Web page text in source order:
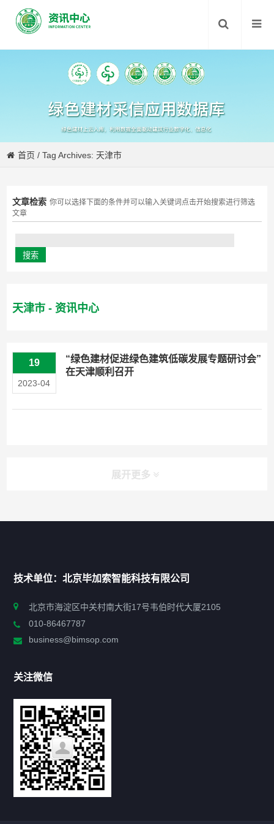
首页 /Tag Archives: 天津市
文章检索 你可以选择下面的条件并可以输入关键词点击开始搜索进行筛选
文章
天津市 - 资讯中心
19
2023-04
“绿色建材促进绿色建筑低碳发展专题研讨会”
在天津顺利召开
展开更多
政策法规
新闻资讯
工作动态
会议活动
技术单位：北京毕加索智能科技有限公司
北京市海淀区中关村南大街17号韦伯时代大厦2105
010-86467787
business@bimsop.com
关注微信